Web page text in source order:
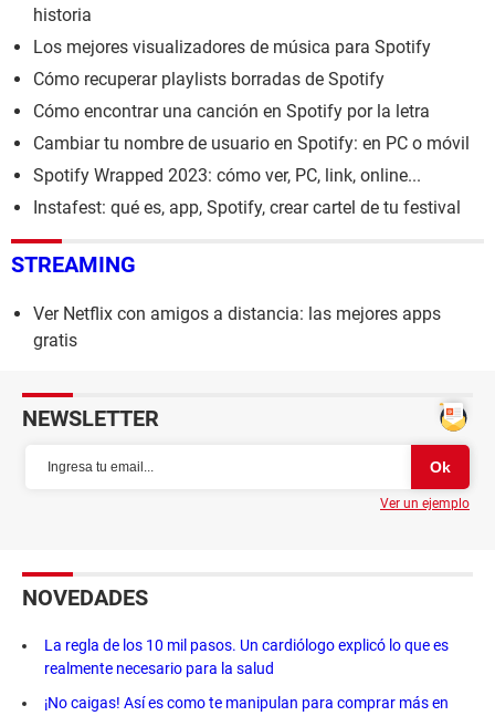
historia
Los mejores visualizadores de música para Spotify
Cómo recuperar playlists borradas de Spotify
Cómo encontrar una canción en Spotify por la letra
Cambiar tu nombre de usuario en Spotify: en PC o móvil
Spotify Wrapped 2023: cómo ver, PC, link, online...
Instafest: qué es, app, Spotify, crear cartel de tu festival
STREAMING
Ver Netflix con amigos a distancia: las mejores apps
gratis
NEWSLETTER
Ver un ejemplo
NOVEDADES
La regla de los 10 mil pasos. Un cardiólogo explicó lo que es
realmente necesario para la salud
¡No caigas! Así es como te manipulan para comprar más en